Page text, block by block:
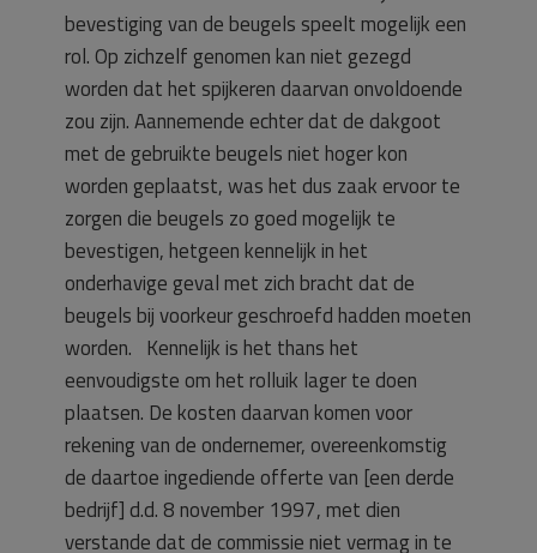
bevestiging van de beugels speelt mogelijk een
rol. Op zichzelf genomen kan niet gezegd
worden dat het spijkeren daarvan onvoldoende
zou zijn. Aannemende echter dat de dakgoot
met de gebruikte beugels niet hoger kon
worden geplaatst, was het dus zaak ervoor te
zorgen die beugels zo goed mogelijk te
bevestigen, hetgeen kennelijk in het
onderhavige geval met zich bracht dat de
beugels bij voorkeur geschroefd hadden moeten
worden. Kennelijk is het thans het
eenvoudigste om het rolluik lager te doen
plaatsen. De kosten daarvan komen voor
rekening van de ondernemer, overeenkomstig
de daartoe ingediende offerte van [een derde
bedrijf] d.d. 8 november 1997, met dien
verstande dat de commissie niet vermag in te